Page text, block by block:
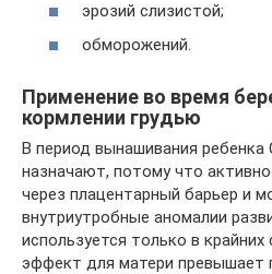
эрозий слизистой;
обморожений.
Применение во время
кормлении грудью
В период вынашивания ребенка
назначают, потому что
через плацентарный барьер и
внутриутробные аномалии
используется только в крайних
эффект для матери превышает